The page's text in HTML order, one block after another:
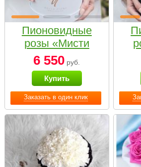
Заказать в один клик
Пионовидные
розы «Мисти
бабблс» в белой
коробке Small
6 550 руб.
Купить